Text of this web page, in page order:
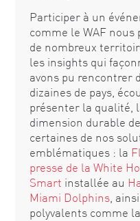
Participer à un
comme le WAF
de nombreux
les insights qui
avons pu rencontrer
dizaines de pays,
présenter la qualité,
dimension durable
certaines de nos
emblématiques : la
presse de la White
Smart installée au
Miami Dolphins,
polyvalents comme la